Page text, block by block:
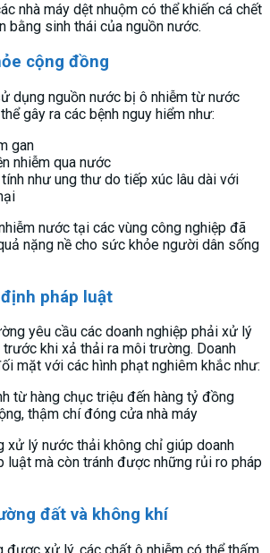
nhà máy dệt nhuộm có thể khiến cá chết
bằng sinh thái của nguồn nước.
cộng đồng
dụng nguồn nước bị ô nhiễm từ nước
gây ra các bệnh nguy hiểm như:
gan
nhiễm qua nước
tính như ung thư do tiếp xúc lâu dài với
nước tại các vùng công nghiệp đã
nặng nề cho sức khỏe người dân sống
pháp luật
yêu cầu các doanh nghiệp phải xử lý
khi xả thải ra môi trường. Doanh
mặt với các hình phạt nghiêm khắc như:
từ hàng chục triệu đến hàng tỷ đồng
thậm chí đóng cửa nhà máy
xử lý nước thải không chỉ giúp doanh
luật mà còn tránh được những rủi ro pháp
đất và không khí
được xử lý, các chất ô nhiễm có thể thấm